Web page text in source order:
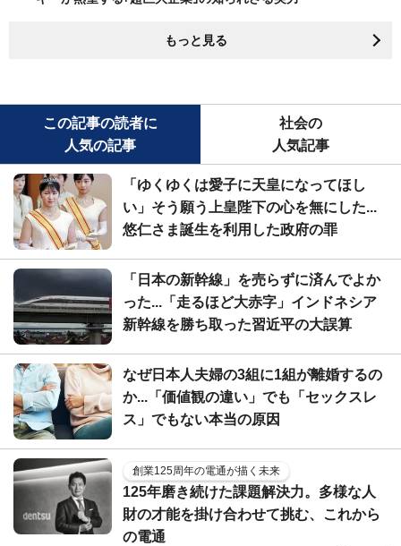
もっと見る
この記事の読者に
人気の記事
社会の
人気記事
「ゆくゆくは愛子に天皇になってほし
い」そう願う上皇陛下の心を無にした...
悠仁さま誕生を利用した政府の罪
「日本の新幹線」を売らずに済んでよか
った...「走るほど大赤字」インドネシア
新幹線を勝ち取った習近平の大誤算
なぜ日本人夫婦の3組に1組が離婚するの
か...「価値観の違い」でも「セックスレ
ス」でもない本当の原因
創業125周年の電通が描く未来
125年磨き続けた課題解決力。多様な人
財の才能を掛け合わせて挑む、これから
の電通